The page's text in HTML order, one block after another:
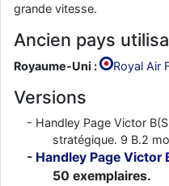
grande vitesse.
Ancien pays
Royaume-Uni : Royal Air
Versions
Handley Page Victor
stratégique. 9 B.2
Handley Page Victor
50 exemplaires.